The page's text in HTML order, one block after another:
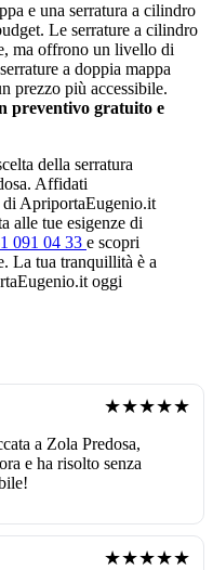
e una serratura a cilindro
Le serrature a cilindro
ma offrono un livello di
a doppia mappa
prezzo più accessibile.
preventivo gratuito e
della serratura
Affidati
di ApriportaEugenio.it
alle tue esigenze di
091 04 33 e scopri
La tua tranquillità è a
oggi
★★★★★
a Zola Predosa,
e ha risolto senza
★★★★★